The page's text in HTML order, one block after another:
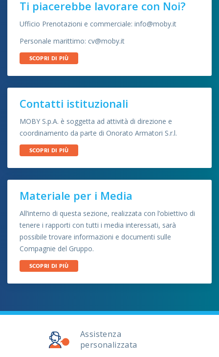
Ti piacerebbe lavorare con Noi?
Ufficio Prenotazioni e commerciale: info@moby.it
Personale marittimo: cv@moby.it
SCOPRI DI PIÙ
Contatti istituzionali
MOBY S.p.A. è soggetta ad attività di direzione e
coordinamento da parte di Onorato Armatori S.r.l.
SCOPRI DI PIÙ
Materiale per i Media
All’interno di questa sezione, realizzata con l’obiettivo di
tenere i rapporti con tutti i media interessati, sarà
possibile trovare informazioni e documenti sulle
Compagnie del Gruppo.
SCOPRI DI PIÙ
La flotta
giorno, in ogni stagione, uno stile di navigazione
esperienza.
Assistenza
personalizzata